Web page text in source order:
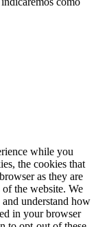
while you
the cookies that
as they are
the website. We
understand how
in your browser